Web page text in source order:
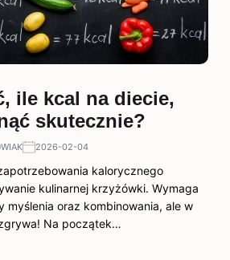
ile kcal na diecie,
skutecznie?
2026-02-04
kalorycznego
kulinarnej krzyżówki. Wymaga
myślenia oraz kombinowania, ale w
Na początek…